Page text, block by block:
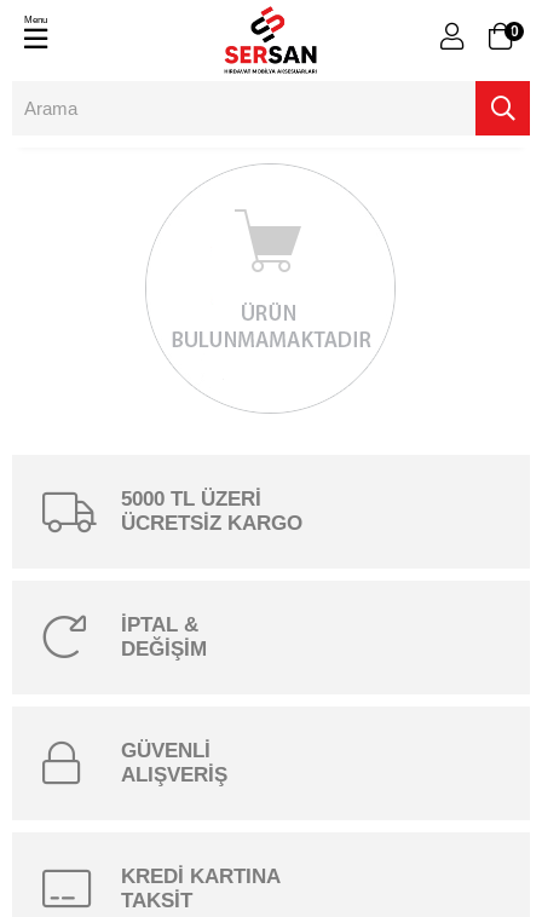
0
Menu
5000 TL ÜZERİ
ÜCRETSİZ KARGO
İPTAL &
DEĞİŞİM
GÜVENLİ
ALIŞVERİŞ
KREDİ KARTINA
TAKSİT